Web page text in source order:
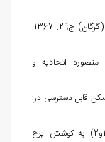
فرهنگ جغرافیائی کشور جمهوری اسلامی ایران شاهرود (گرگان). ج29. 1367.
سیفه)1360. به کوشش منصوره اتحادیه و
قابل دسترسی در:
مقصودلو، حسینقلی. (1363). مخابرات استرآباد. (جلد1و2). به کوشش ایرج